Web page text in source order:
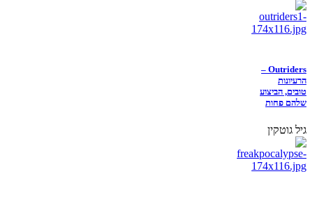
Outriders –
הרעיונות
טובים, הביצוע
שלהם פחות
גיל גוטקין